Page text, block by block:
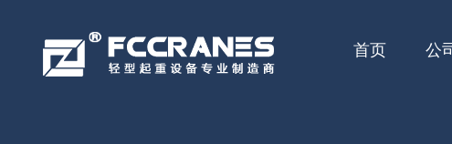
首页 公